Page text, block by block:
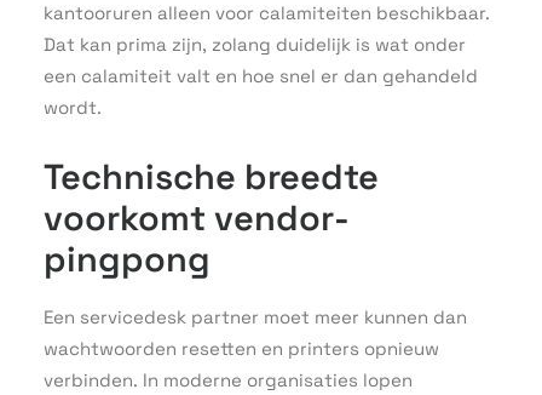
kantooruren alleen voor calamiteiten beschikbaar.
Dat kan prima zijn, zolang duidelijk is wat onder
een calamiteit valt en hoe snel er dan gehandeld
wordt.
Technische breedte
voorkomt vendor-
pingpong
Een servicedesk partner moet meer kunnen dan
wachtwoorden resetten en printers opnieuw
verbinden. In moderne organisaties lopen